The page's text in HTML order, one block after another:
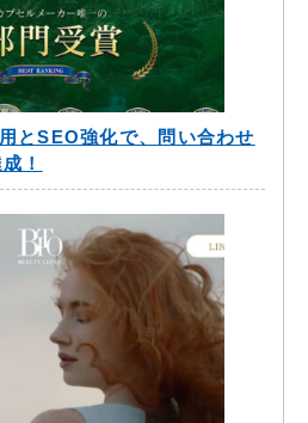
とSEO強化で、問い合わせ
！